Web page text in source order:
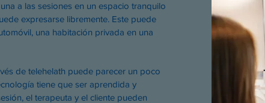
a las sesiones en un espacio tranquilo
expresarse libremente. Este puede
una habitación privada en una
de telehelath puede parecer un poco
tiene que ser aprendida y
el terapeuta y el cliente pueden